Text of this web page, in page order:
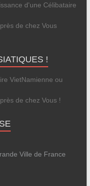
d'une Célibataire
de chez Vous
!
VietNamienne ou
de chez Vous !
Ville de France